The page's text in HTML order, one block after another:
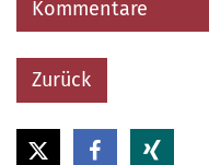
Kommentare
Zurück